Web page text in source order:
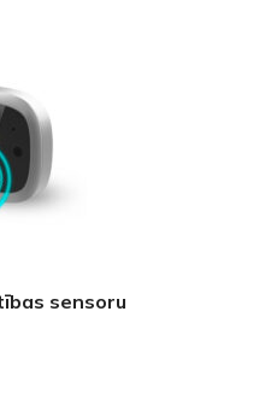
sensoru